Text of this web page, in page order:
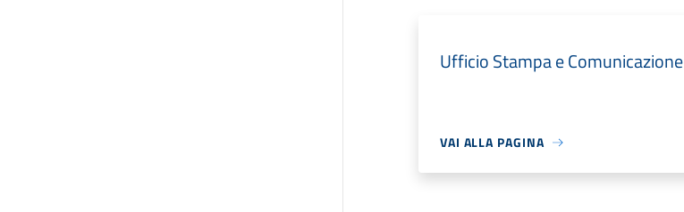
Ufficio Stampa e Comunicazione
VAI ALLA PAGINA